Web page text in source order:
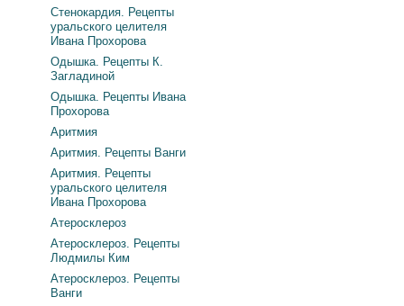
Стенокардия. Рецепты
уральского целителя
Ивана Прохорова
Одышка. Рецепты К.
Загладиной
Одышка. Рецепты Ивана
Прохорова
Аритмия
Аритмия. Рецепты Ванги
Аритмия. Рецепты
уральского целителя
Ивана Прохорова
Атеросклероз
Атеросклероз. Рецепты
Людмилы Ким
Атеросклероз. Рецепты
Ванги